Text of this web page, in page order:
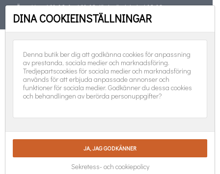
Öppet torsd 11-19, fred 11-18, lörd, sönd, helgd 10-16
TELEFON 08-551 501 31 FÖLJ OSS:
DUKAR, BORDSTABLETTER & LÖPARE
Ursäkta olägenheten.
Sök igen
DINA COOKIEINSTÄLLNINGAR
Denna butik ber dig att godkänna cookies för anpassning
av prestanda, sociala medier och marknadsföring.
Tredjepartscookies för sociala medier och marknadsföring
används för att erbjuda anpassade annonser och
funktioner för sociala medier. Godkänner du dessa cookies
och behandlingen av berörda personuppgifter?
Sekretess- och cookiepolicy